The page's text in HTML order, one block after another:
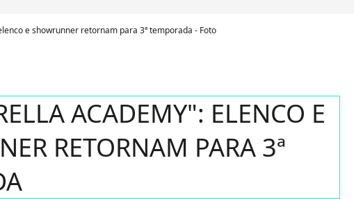
e showrunner retornam para 3ª temporada - Foto
ACADEMY": ELENCO E
RETORNAM PARA 3ª